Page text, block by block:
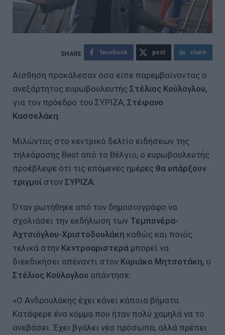
facebook post share
Αίσθηση προκάλεσαν όσα είπε παρεμβαίνοντας ο
ανεξάρτητος ευρωβουλευτής Στέλιος Κούλογλου,
για τον πρόεδρο του ΣΥΡΙΖΑ, Στέφανο
Κασσελάκη.
Μιλώντας στο κεντρικό δελτίο ειδήσεων της
τηλεόρασης Best από το Βέλγιο, ο ευρωβουλευτής
προέβλεψε ότι τις επόμενες ημέρες θα υπάρξουν
τριγμοί στον ΣΥΡΙΖΑ.
Όταν ρωτήθηκε από τον δημοσιογράφο να
σχολιάσει την εκδήλωση των Τεμπονέρα-
Αχτσιόγλου-Χριστοδουλάκη καθώς και ποιός
τελικά στην Κεντροαριστερά μπορεί να
διεκδικήσει απέναντι στον Κυριάκο Μητσοτάκη, ο
Στέλιος Κούλογλου απάντησε:
«Ο Ανδρουλάκης έχει κάνει κάποια βήματα.
Κατάφερε ένα κόμμα που ήταν πολύ χαμηλά να το
ανεβάσει. Έχει βγάλει νέα πρόσωπα, αλλά πρέπει